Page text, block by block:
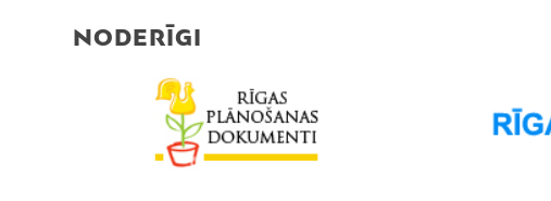
NODERĪGI